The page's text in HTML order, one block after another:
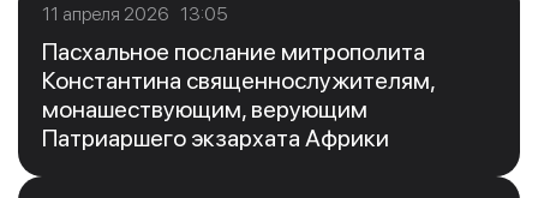
11 апреля 2026 13:05
Пасхальное послание митрополита
Константина священнослужителям,
монашествующим, верующим
Патриаршего экзархата Африки